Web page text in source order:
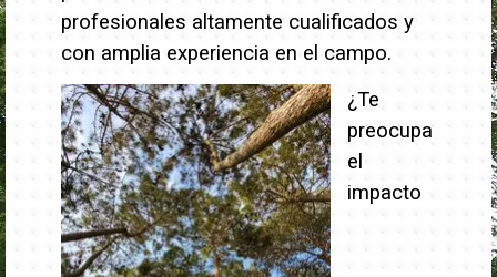
profesionales altamente cualificados y
con amplia experiencia en el campo.
¿Te
preocupa
el
impacto